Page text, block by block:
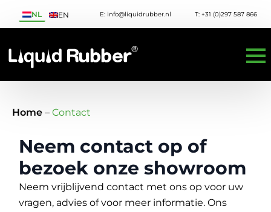
NL EN E: info@liquidrubber.nl T: +31 (0)297 587 866
Home – Contact
Neem contact op of
bezoek onze showroom
Neem vrijblijvend contact met ons op voor uw
vragen, advies of voor meer informatie. Ons